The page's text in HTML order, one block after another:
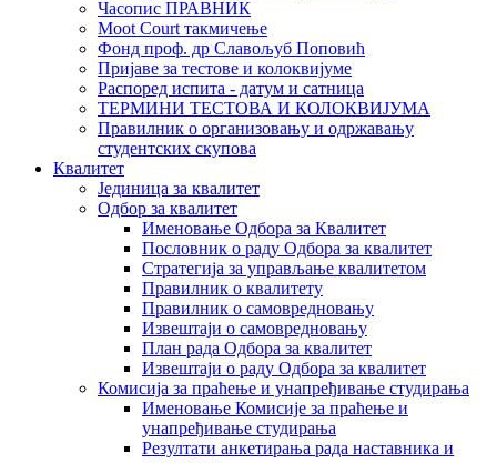
Часопис ПРАВНИК
Moot Court такмичење
Фонд проф. др Славољуб Поповић
Пријаве за тестове и колоквијуме
Распоред испита - датум и сатница
ТЕРМИНИ ТЕСТОВА И КОЛОКВИЈУМА
Правилник о организовању и одржавању
студентских скупова
Квалитет
Јединица за квалитет
Одбор за квалитет
Именовање Одбора за Квалитет
Пословник о раду Одбора за квалитет
Стратегија за управљање квалитетом
Правилник о квалитету
Правилник о самовредновању
Извештаји о самовредновању
План рада Одбора за квалитет
Извештаји о раду Одбора за квалитет
Комисија за праћење и унапређивање студирања
Именовање Комисије за праћење и
унапређивање студирања
Резултати анкетирања рада наставника и